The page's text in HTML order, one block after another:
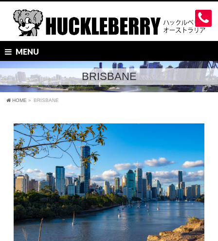
MENU
BRISBANE
HOME » BRISBANE